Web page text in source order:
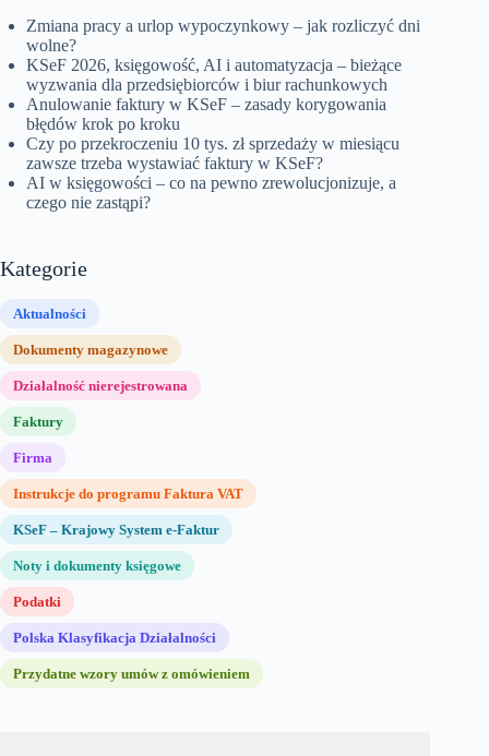
Zmiana pracy a urlop wypoczynkowy – jak rozliczyć dni
wolne?
KSeF 2026, księgowość, AI i automatyzacja – bieżące
wyzwania dla przedsiębiorców i biur rachunkowych
Anulowanie faktury w KSeF – zasady korygowania
błędów krok po kroku
Czy po przekroczeniu 10 tys. zł sprzedaży w miesiącu
zawsze trzeba wystawiać faktury w KSeF?
AI w księgowości – co na pewno zrewolucjonizuje, a
czego nie zastąpi?
Kategorie
Aktualności
Dokumenty magazynowe
Działalność nierejestrowana
Faktury
Firma
Instrukcje do programu Faktura VAT
KSeF – Krajowy System e-Faktur
Noty i dokumenty księgowe
Podatki
Polska Klasyfikacja Działalności
Przydatne wzory umów z omówieniem